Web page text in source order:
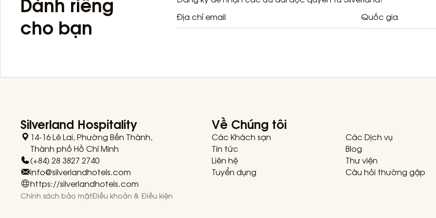
cho bạn
Quốc gia
Silverland Hospitality
14-16 Lê Lai, Phường Bến Thành,
Thành phố Hồ Chí Minh
(+84) 28 3827 2740
info@silverlandhotels.com
https://silverlandhotels.com
Về Chúng tôi
Các Khách sạn
Các Dịch vụ
Tin tức
Blog
Liên hệ
Thư viện
Tuyển dụng
Câu hỏi thường gặp
Chính sách bảo mậtĐiều khoản & Điều kiện